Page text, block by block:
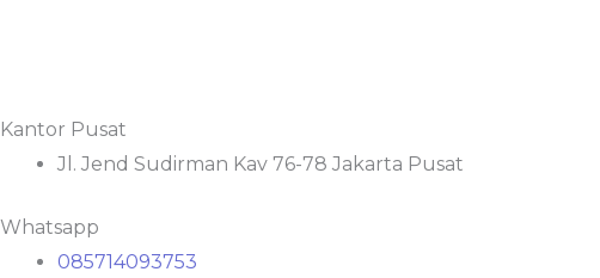
Kantor Pusat
Jl. Jend Sudirman Kav 76-78 Jakarta Pusat
Whatsapp
085714093753